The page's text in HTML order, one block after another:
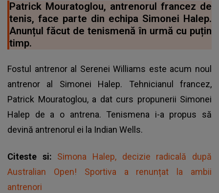
Patrick Mouratoglou, antrenorul francez de
tenis, face parte din echipa Simonei Halep.
Anunțul făcut de tenismenă în urmă cu puțin
timp.
Fostul antrenor al Serenei Williams este acum noul
antrenor al Simonei Halep. Tehnicianul francez,
Patrick Mouratoglou, a dat curs propunerii Simonei
Halep de a o antrena. Tenismena i-a propus să
devină antrenorul ei la Indian Wells.
Citeste si: Simona Halep, decizie radicală după
Australian Open! Sportiva a renunțat la ambii
antrenori